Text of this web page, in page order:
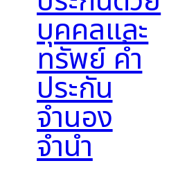
บุคคลและ
ทรัพย์ ค้ำ
ประกัน
จำนอง
จำนำ